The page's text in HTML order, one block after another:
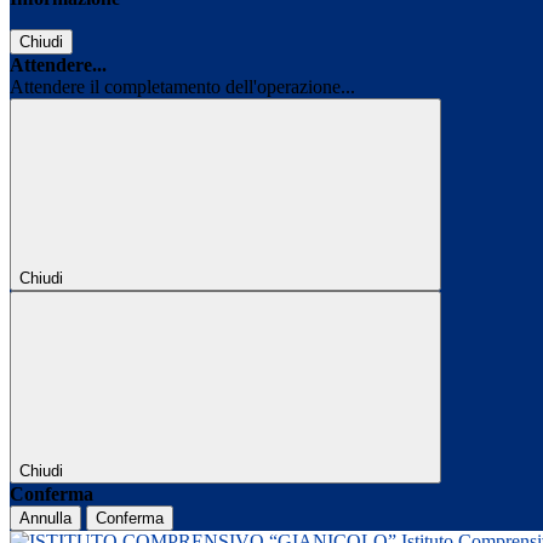
Chiudi
Attendere...
Attendere il completamento dell'operazione...
Chiudi
Chiudi
Conferma
Annulla Conferma